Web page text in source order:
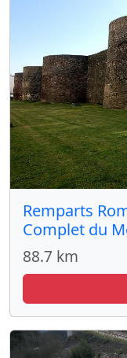
Remparts
Complet du
88.7 km